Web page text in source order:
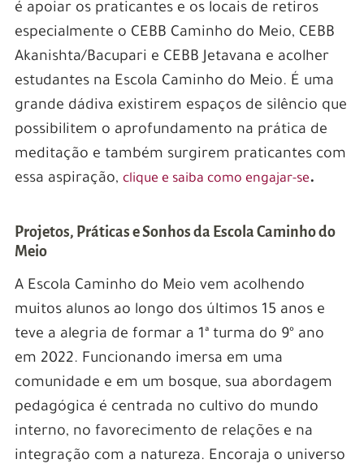
é apoiar os praticantes e os locais de retiros
especialmente o CEBB Caminho do Meio, CEBB
Akanishta/Bacupari e CEBB Jetavana e acolher
estudantes na Escola Caminho do Meio. É uma
grande dádiva existirem espaços de silêncio que
possibilitem o aprofundamento na prática de
meditação e também surgirem praticantes com
essa aspiração, clique e saiba como engajar-se.
Projetos, Práticas e Sonhos da Escola Caminho do
Meio
A Escola Caminho do Meio vem acolhendo
muitos alunos ao longo dos últimos 15 anos e
teve a alegria de formar a 1ª turma do 9º ano
em 2022. Funcionando imersa em uma
comunidade e em um bosque, sua abordagem
pedagógica é centrada no cultivo do mundo
interno, no favorecimento de relações e na
integração com a natureza. Encoraja o universo